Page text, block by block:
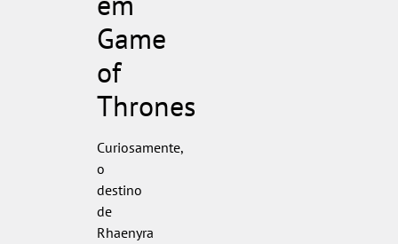
Game
of
Thrones
Curiosamente,
o
destino
de
Rhaenyra